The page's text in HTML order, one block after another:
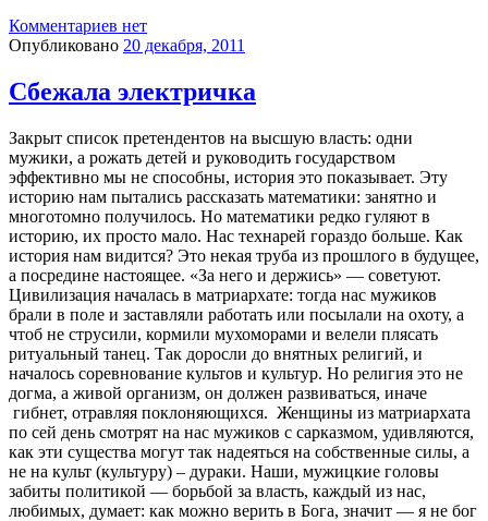
Комментариев нет
Опубликовано 20 декабря, 2011
Сбежала электричка
Закрыт список претендентов на высшую власть: одни
мужики, а рожать детей и руководить государством
эффективно мы не способны, история это показывает. Эту
историю нам пытались рассказать математики: занятно и
многотомно получилось. Но математики редко гуляют в
историю, их просто мало. Нас технарей гораздо больше. Как
история нам видится? Это некая труба из прошлого в будущее,
а посредине настоящее. «За него и держись» — советуют.
Цивилизация началась в матриархате: тогда нас мужиков
брали в поле и заставляли работать или посылали на охоту, а
чтоб не струсили, кормили мухоморами и велели плясать
ритуальный танец. Так доросли до внятных религий, и
началось соревнование культов и культур. Но религия это не
догма, а живой организм, он должен развиваться, иначе
гибнет, отравляя поклоняющихся. Женщины из матриархата
по сей день смотрят на нас мужиков с сарказмом, удивляются,
как эти существа могут так надеяться на собственные силы, а
не на культ (культуру) – дураки. Наши, мужицкие головы
забиты политикой — борьбой за власть, каждый из нас,
любимых, думает: как можно верить в Бога, значит — я не бог